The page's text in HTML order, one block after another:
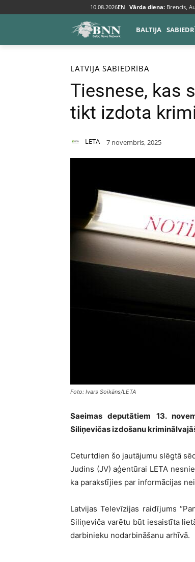
10.08.2026EN Vārda diena: Brencis,
BALTIJA
Sākums Baltija Latvija
LATVIJA SABIEDRĪBA
Tiesnese, kas
tikt izdota
LETA 7 novembris, 2025
Foto: Ivars Soikāns/LETA
Saeimas deputātiem 13.
Siliņevičas izdošanu
Ceturtdien šo jautājumu slēgtā
Judins (JV) aģentūrai LETA
ka parakstījies par informācijas
Latvijas Televīzijas raidījums
Siliņeviča varētu būt iesaistīta
darbinieku nodarbināšanu arhīvā.